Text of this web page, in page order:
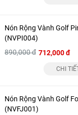
Nón Rộng Vành Golf
(NVPI004)
890,000 đ 712,000 đ
CHI
Nón Rộng Vành Golf
(NVFJ001)